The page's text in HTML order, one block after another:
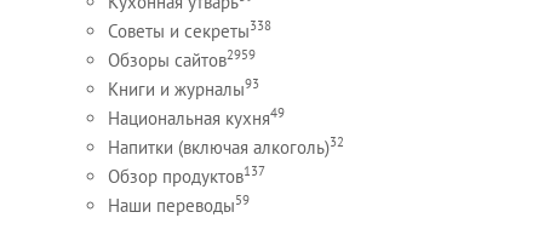
Советы и секреты338
Обзоры сайтов2959
Книги и журналы93
Национальная кухня49
Напитки (включая алкоголь)32
Обзор продуктов137
Наши переводы59